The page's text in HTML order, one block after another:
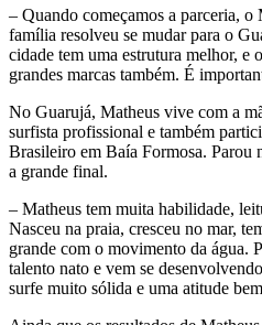
– Quando começamos a parceria, o
família resolveu se mudar para o
cidade tem uma estrutura melhor,
grandes marcas também. É
No Guarujá, Matheus vive com a
surfista profissional e também
Brasileiro em Baía Formosa. Parou
a grande final.
– Matheus tem muita habilidade,
Nasceu na praia, cresceu no mar,
grande com o movimento da água.
talento nato e vem se
surfe muito sólida e uma atitude